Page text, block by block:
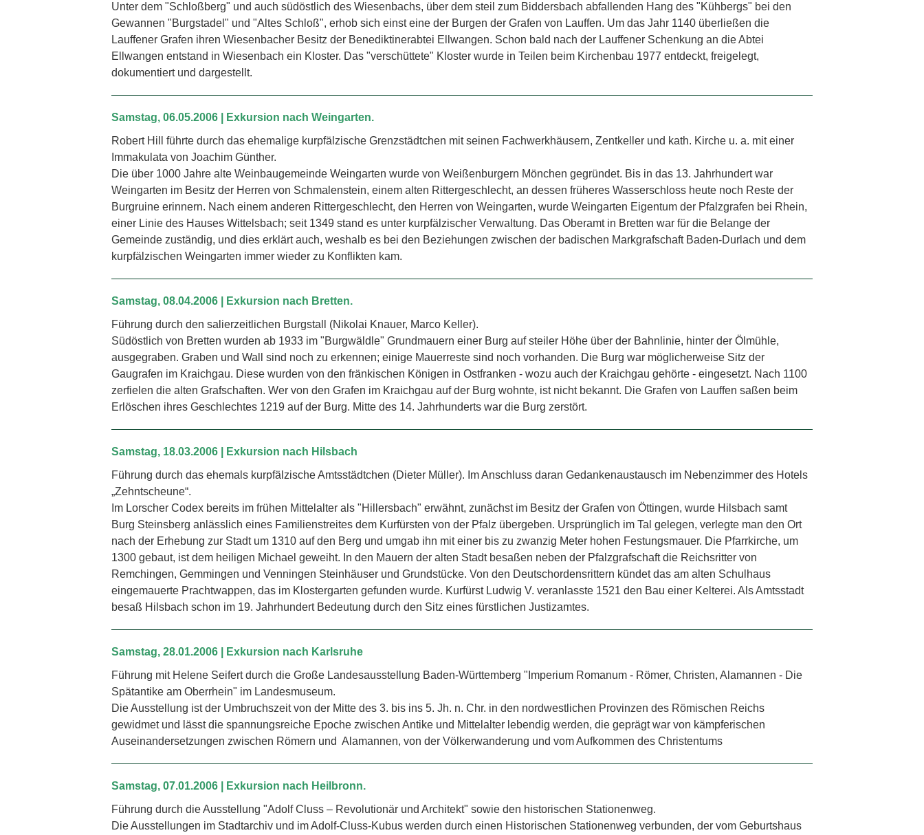
Unter dem "Schloßberg" und auch südöstlich des Wiesenbachs, über dem steil zum Biddersbach abfallenden Hang des "Kühbergs" bei den
Gewannen "Burgstadel" und "Altes Schloß", erhob sich einst eine der Burgen der Grafen von Lauffen. Um das Jahr 1140 überließen die
Lauffener Grafen ihren Wiesenbacher Besitz der Benediktinerabtei Ellwangen. Schon bald nach der Lauffener Schenkung an die Abtei
Ellwangen entstand in Wiesenbach ein Kloster. Das "verschüttete" Kloster wurde in Teilen beim Kirchenbau 1977 entdeckt, freigelegt,
dokumentiert und dargestellt.
Samstag, 06.05.2006 | Exkursion nach Weingarten.
Robert Hill führte durch das ehemalige kurpfälzische Grenzstädtchen mit seinen Fachwerkhäusern, Zentkeller und kath. Kirche u. a. mit einer
Immakulata von Joachim Günther.
Die über 1000 Jahre alte Weinbaugemeinde Weingarten wurde von Weißenburgern Mönchen gegründet. Bis in das 13. Jahrhundert war
Weingarten im Besitz der Herren von Schmalenstein, einem alten Rittergeschlecht, an dessen früheres Wasserschloss heute noch Reste der
Burgruine erinnern. Nach einem anderen Rittergeschlecht, den Herren von Weingarten, wurde Weingarten Eigentum der Pfalzgrafen bei Rhein,
einer Linie des Hauses Wittelsbach; seit 1349 stand es unter kurpfälzischer Verwaltung. Das Oberamt in Bretten war für die Belange der
Gemeinde zuständig, und dies erklärt auch, weshalb es bei den Beziehungen zwischen der badischen Markgrafschaft Baden-Durlach und dem
kurpfälzischen Weingarten immer wieder zu Konflikten kam.
Samstag, 08.04.2006 | Exkursion nach Bretten.
Führung durch den salierzeitlichen Burgstall (Nikolai Knauer, Marco Keller).
Südöstlich von Bretten wurden ab 1933 im "Burgwäldle" Grundmauern einer Burg auf steiler Höhe über der Bahnlinie, hinter der Ölmühle,
ausgegraben. Graben und Wall sind noch zu erkennen; einige Mauerreste sind noch vorhanden. Die Burg war möglicherweise Sitz der
Gaugrafen im Kraichgau. Diese wurden von den fränkischen Königen in Ostfranken - wozu auch der Kraichgau gehörte - eingesetzt. Nach 1100
zerfielen die alten Grafschaften. Wer von den Grafen im Kraichgau auf der Burg wohnte, ist nicht bekannt. Die Grafen von Lauffen saßen beim
Erlöschen ihres Geschlechtes 1219 auf der Burg. Mitte des 14. Jahrhunderts war die Burg zerstört.
Samstag, 18.03.2006 | Exkursion nach Hilsbach
Führung durch das ehemals kurpfälzische Amtsstädtchen (Dieter Müller). Im Anschluss daran Gedankenaustausch im Nebenzimmer des Hotels
„Zehntscheune“.
Im Lorscher Codex bereits im frühen Mittelalter als "Hillersbach" erwähnt, zunächst im Besitz der Grafen von Öttingen, wurde Hilsbach samt
Burg Steinsberg anlässlich eines Familienstreites dem Kurfürsten von der Pfalz übergeben. Ursprünglich im Tal gelegen, verlegte man den Ort
nach der Erhebung zur Stadt um 1310 auf den Berg und umgab ihn mit einer bis zu zwanzig Meter hohen Festungsmauer. Die Pfarrkirche, um
1300 gebaut, ist dem heiligen Michael geweiht. In den Mauern der alten Stadt besaßen neben der Pfalzgrafschaft die Reichsritter von
Remchingen, Gemmingen und Venningen Steinhäuser und Grundstücke. Von den Deutschordensrittern kündet das am alten Schulhaus
eingemauerte Prachtwappen, das im Klostergarten gefunden wurde. Kurfürst Ludwig V. veranlasste 1521 den Bau einer Kelterei. Als Amtsstadt
besaß Hilsbach schon im 19. Jahrhundert Bedeutung durch den Sitz eines fürstlichen Justizamtes.
Samstag, 28.01.2006 | Exkursion nach Karlsruhe
Führung mit Helene Seifert durch die Große Landes­aus­stellung Baden-Württemberg "Imperium Romanum - Römer, Christen, Alamannen - Die
Spätantike am Oberrhein" im Landesmuseum.
Die Ausstellung ist der Umbruchszeit von der Mitte des 3. bis ins 5. Jh. n. Chr. in den nordwestlichen Provinzen des Römischen Reichs
gewidmet und lässt die spannungsreiche Epoche zwischen Antike und Mittelalter lebendig werden, die geprägt war von kämpferischen
Auseinandersetzungen zwischen Römern und Alamannen, von der Völkerwanderung und vom Aufkommen des Christentums
Samstag, 07.01.2006 | Exkursion nach Heilbronn.
Führung durch die Ausstellung "Adolf Cluss – Re­vo­lu­tionär und Architekt" sowie den historischen Stationen­weg.
Die Ausstellungen im Stadtarchiv und im Adolf-Cluss-Kubus werden durch einen Historischen Stationen­weg verbunden, der vom Geburtshaus